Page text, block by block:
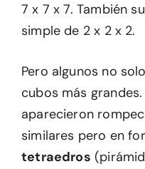
7 x 7 x 7. También
simple de 2 x 2 x 2.
Pero algunos no
cubos más
aparecieron
similares pero en
tetraedros